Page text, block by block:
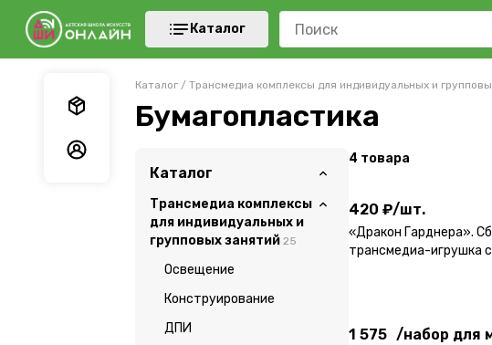
Каталог
Мои заказы
Каталог / Трансмедиа комплексы для индивидуальных и
Бумагопластика
Каталог
Трансмедиа комплексы
для индивидуальных и
групповых занятий 25
Освещение
Конструирование
ДПИ
4 товара
420 ₽/шт.
«Дракон Гарднера».
трансмедиа-игрушка
420 ₽/шт.
1 575 /набор для